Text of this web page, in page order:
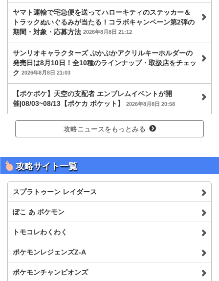
ヤマト運輸で宅急便を送ってハローキティのステッカー＆
トラックぬいぐるみが当たる！コラボキャンペーン第2弾の
期間・対象・応募方法 2026年8月8日 21:12
サンリオキャラクターズ ぷかぷかアクリルキーホルダーの
発売日は8月10日！全10種のラインナップ・取扱店をチェッ
ク 2026年8月8日 21:03
【ポケポケ】天空の支配者 エンブレムイベントが開
催|08/03~08/13【ポケカ ポケット】
2026年8月8日 20:58
攻略ニュースをもっとみる
攻略サイト一覧
スプラトゥーン レイダース
ぽこ あ ポケモン
トモコレわくわく
ポケモンレジェンズZ-A
ポケモンチャンピオンズ